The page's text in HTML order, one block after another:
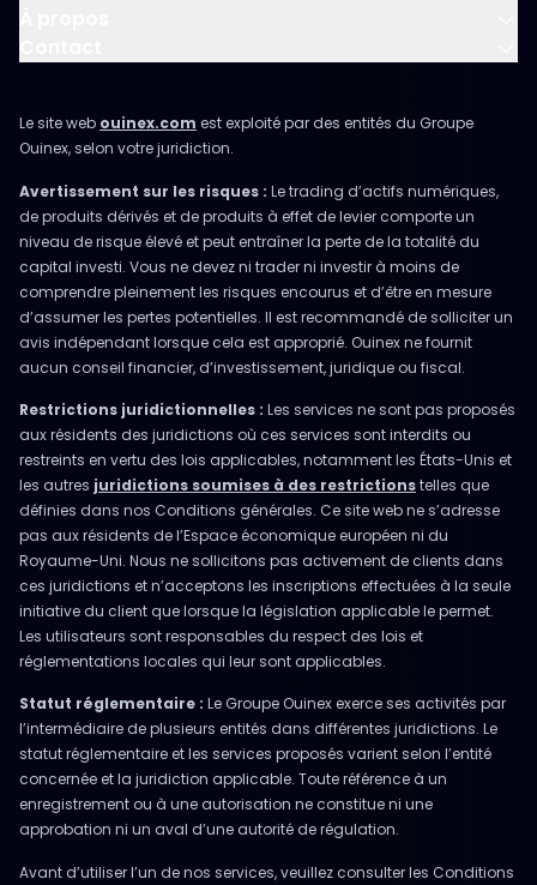
Le site web ouinex.com est exploité par des entités du Groupe
Ouinex, selon votre juridiction.
Avertissement sur les risques : Le trading d’actifs numériques,
de produits dérivés et de produits à effet de levier comporte un
niveau de risque élevé et peut entraîner la perte de la totalité du
capital investi. Vous ne devez ni trader ni investir à moins de
comprendre pleinement les risques encourus et d’être en mesure
d’assumer les pertes potentielles. Il est recommandé de solliciter un
avis indépendant lorsque cela est approprié. Ouinex ne fournit
aucun conseil financier, d’investissement, juridique ou fiscal.
Restrictions juridictionnelles : Les services ne sont pas proposés
aux résidents des juridictions où ces services sont interdits ou
restreints en vertu des lois applicables, notamment les États-Unis et
les autres juridictions soumises à des restrictionstelles que
définies dans nos Conditions générales. Ce site web ne s’adresse
pas aux résidents de l’Espace économique européen ni du
Royaume-Uni. Nous ne sollicitons pas activement de clients dans
ces juridictions et n’acceptons les inscriptions effectuées à la seule
initiative du client que lorsque la législation applicable le permet.
Les utilisateurs sont responsables du respect des lois et
réglementations locales qui leur sont applicables.
Statut réglementaire : Le Groupe Ouinex exerce ses activités par
l’intermédiaire de plusieurs entités dans différentes juridictions. Le
statut réglementaire et les services proposés varient selon l’entité
concernée et la juridiction applicable. Toute référence à un
enregistrement ou à une autorisation ne constitue ni une
approbation ni un aval d’une autorité de régulation.
Avant d’utiliser l’un de nos services, veuillez consulter les Conditions